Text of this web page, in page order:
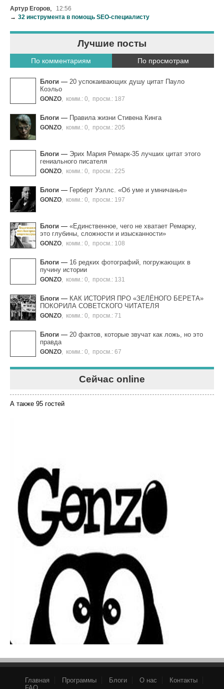
Артур Егоров,
12:56
→ 32 инструмента в помощь SEO-специалисту
Лучшие посты
По комментариям По просмотрам
Блоги — 20 успокаивающих душу цитат Пауло
Коэльо
GONZO комм.: 0 просм.: 187
Блоги — Правила жизни Стивена Кинга
GONZO комм.: 0 просм.: 205
Блоги — Эрих Мария Ремарк-35 лучших цитат этого
гениального писателя
GONZO комм.: 0 просм.: 225
Блоги — Герберт Уэллс. «Об уме и умничанье»
GONZO комм.: 0 просм.: 197
Блоги — «Единственное, чего не хватает Ремарку,
это глубины, сложности и изысканности»
GONZO комм.: 0 просм.: 108
Блоги — 16 редких фотографий, погружающих в
пучину истории
GONZO комм.: 0 просм.: 131
Блоги — КАК ИСТОРИЯ ПРО «ЗЕЛЁНОГО БЕРЕТА»
ПОКОРИЛА СОВЕТСКОГО ЧИТАТЕЛЯ
GONZO комм.: 0 просм.: 71
Блоги — 20 фактов, которые звучат как ложь, но это
правда
GONZO комм.: 0 просм.: 67
Сейчас online
А также 95 гостей
Главная Программы Блоги О нас
Контакты